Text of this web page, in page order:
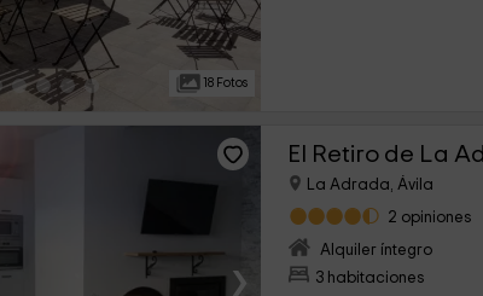
18 Fotos
›
El Retiro de La
La Adrada, Ávila
2 opiniones
Alquiler íntegro
3 habitaciones